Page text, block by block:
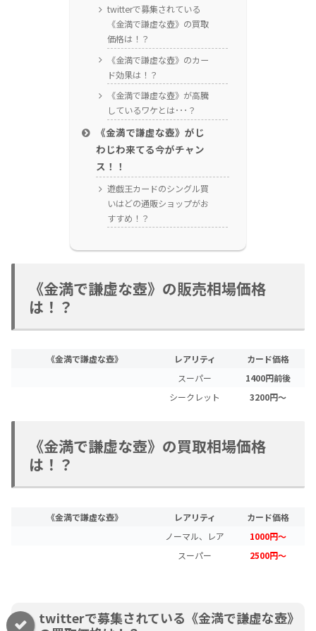
twitterで募集されている
《金満で謙虚な壺》の買取
価格は！？
《金満で謙虚な壺》のカー
ド効果は！？
《金満で謙虚な壺》が高騰
しているワケとは･･･？
《金満で謙虚な壺》がじ
わじわ来てる今がチャン
ス！！
遊戯王カードのシングル買
いはどの通販ショップがお
すすめ！？
《金満で謙虚な壺》の販売相場価格
は！？
《金満で謙虚な壺》 レアリティ
カード価格
スーパー
1400円前後
シークレット
3200円～
《金満で謙虚な壺》の買取相場価格
は！？
《金満で謙虚な壺》 レアリティ
カード価格
ノーマル、レア
1000円～
スーパー
2500円～
twitterで募集されている《金満で謙虚な壺》